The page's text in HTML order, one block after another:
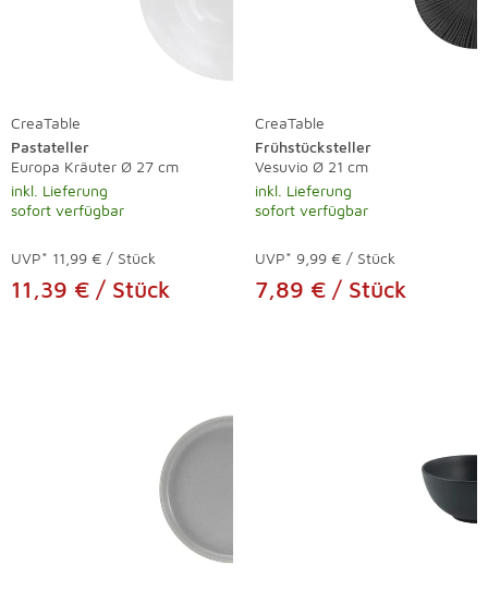
CreaTable
Pastateller
Europa Kräuter Ø 27 cm
inkl. Lieferung
sofort verfügbar
UVP* 11,99 € / Stück
11,39 € / Stück
CreaTable
Frühstücksteller
Vesuvio Ø 21 cm
inkl. Lieferung
sofort verfügbar
UVP* 9,99 € / Stück
7,89 € / Stück